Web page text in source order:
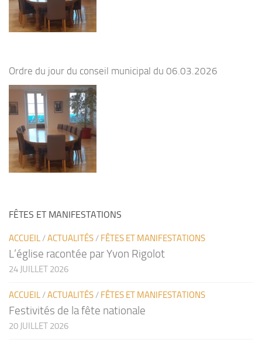
Ordre du jour du conseil municipal du 06.03.2026
FÊTES ET MANIFESTATIONS
ACCUEIL/ACTUALITÉS/ FÊTES ET MANIFESTATIONS
L’église racontée par Yvon Rigolot
24 JUILLET 2026
ACCUEIL/ACTUALITÉS/ FÊTES ET MANIFESTATIONS
Festivités de la fête nationale
20 JUILLET 2026